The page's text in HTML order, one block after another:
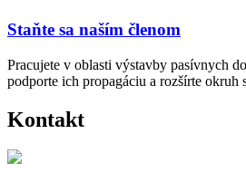
Staňte sa naším členom
Pracujete v oblasti výstavby pasívnych
podporte ich propagáciu a rozšírte okruh
Kontakt